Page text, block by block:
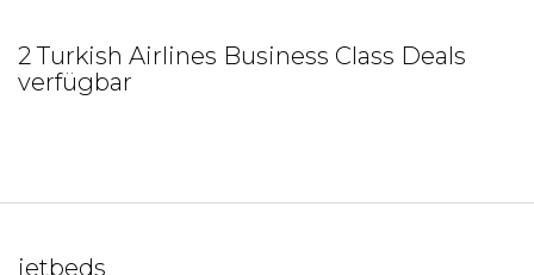
2 Turkish Airlines Business Class Deals
verfügbar
jetbeds